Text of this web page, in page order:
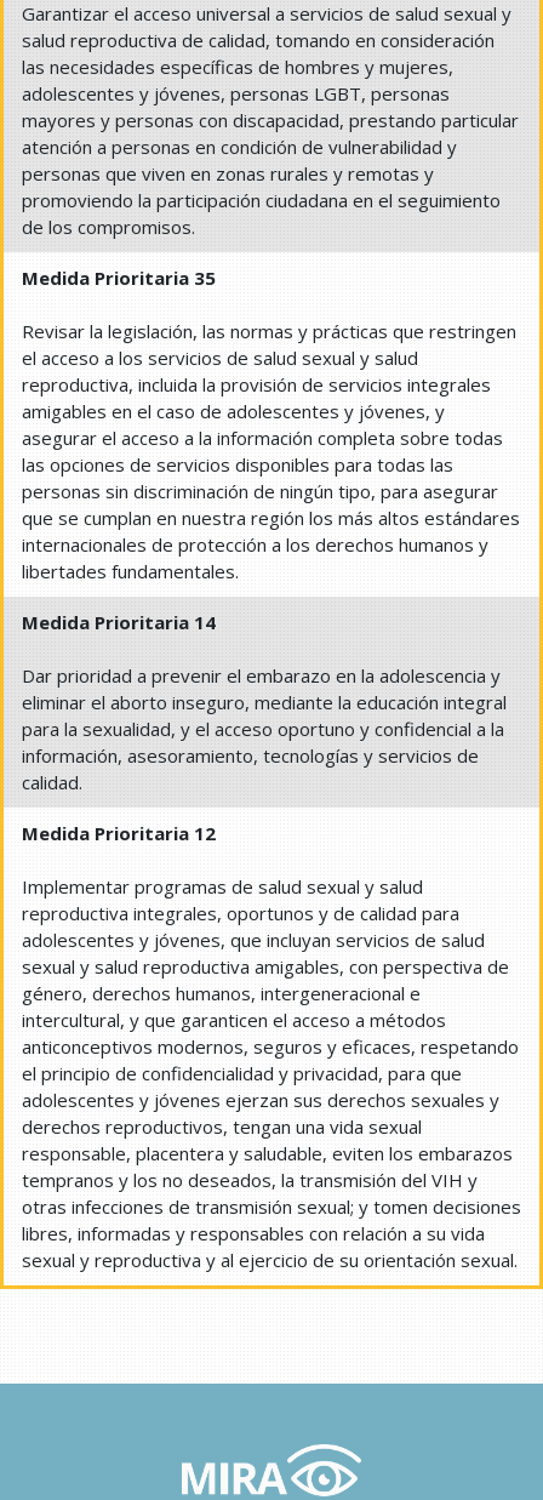
Garantizar el acceso universal a servicios de salud sexual y
salud reproductiva de calidad, tomando en consideración
las necesidades específicas de hombres y mujeres,
adolescentes y jóvenes, personas LGBT, personas
mayores y personas con discapacidad, prestando particular
atención a personas en condición de vulnerabilidad y
personas que viven en zonas rurales y remotas y
promoviendo la participación ciudadana en el seguimiento
de los compromisos.
Medida Prioritaria 35
Revisar la legislación, las normas y prácticas que restringen
el acceso a los servicios de salud sexual y salud
reproductiva, incluida la provisión de servicios integrales
amigables en el caso de adolescentes y jóvenes, y
asegurar el acceso a la información completa sobre todas
las opciones de servicios disponibles para todas las
personas sin discriminación de ningún tipo, para asegurar
que se cumplan en nuestra región los más altos estándares
internacionales de protección a los derechos humanos y
libertades fundamentales.
Medida Prioritaria 14
Dar prioridad a prevenir el embarazo en la adolescencia y
eliminar el aborto inseguro, mediante la educación integral
para la sexualidad, y el acceso oportuno y confidencial a la
información, asesoramiento, tecnologías y servicios de
calidad.
Medida Prioritaria 12
Implementar programas de salud sexual y salud
reproductiva integrales, oportunos y de calidad para
adolescentes y jóvenes, que incluyan servicios de salud
sexual y salud reproductiva amigables, con perspectiva de
género, derechos humanos, intergeneracional e
intercultural, y que garanticen el acceso a métodos
anticonceptivos modernos, seguros y eficaces, respetando
el principio de confidencialidad y privacidad, para que
adolescentes y jóvenes ejerzan sus derechos sexuales y
derechos reproductivos, tengan una vida sexual
responsable, placentera y saludable, eviten los embarazos
tempranos y los no deseados, la transmisión del VIH y
otras infecciones de transmisión sexual; y tomen decisiones
libres, informadas y responsables con relación a su vida
sexual y reproductiva y al ejercicio de su orientación sexual.